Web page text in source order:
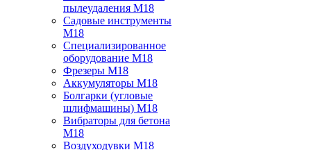
пылеудаления M18
Садовые инструменты
M18
Специализированное
оборудование M18
Фрезеры M18
Аккумуляторы M18
Болгарки (угловые
шлифмашины) M18
Вибраторы для бетона
M18
Воздуходувки M18